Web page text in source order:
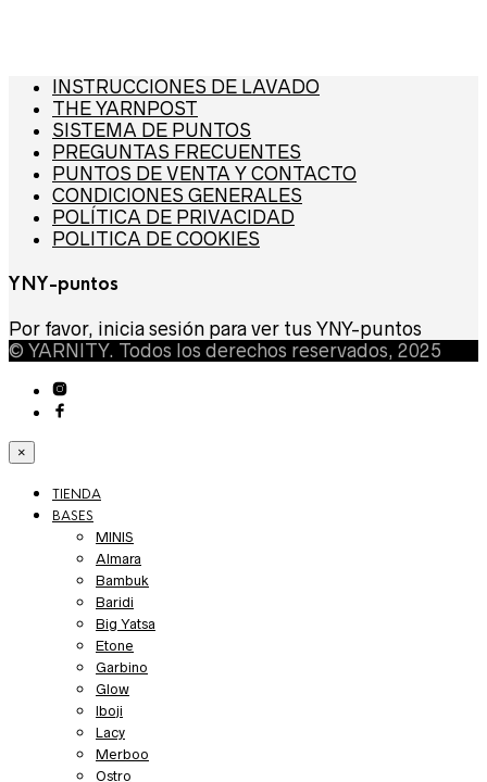
INSTRUCCIONES DE LAVADO
THE YARNPOST
SISTEMA DE PUNTOS
PREGUNTAS FRECUENTES
PUNTOS DE VENTA Y CONTACTO
CONDICIONES GENERALES
POLÍTICA DE PRIVACIDAD
POLITICA DE COOKIES
YNY-puntos
Por favor, inicia sesión para ver tus YNY-puntos
© YARNITY. Todos los derechos reservados, 2025
×
TIENDA
BASES
MINIS
Almara
Bambuk
Baridi
Big Yatsa
Etone
Garbino
Glow
Iboji
Lacy
Merboo
Ostro